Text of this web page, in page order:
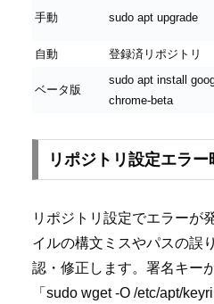
手動 sudo apt upgrade
自動
登録済リポジトリ
ベータ版
sudo apt install
chrome-beta
リポジトリ設定エラ
リポジトリ設定でエラーが
イルの構文ミスやパスの誤
認・修正します。署名キー
「sudo wget -O /etc/apt/